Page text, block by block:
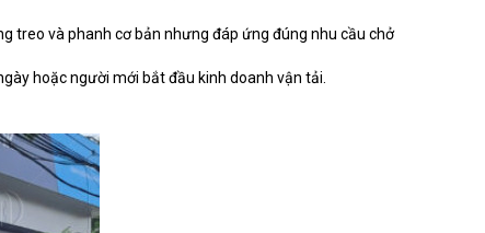
treo và phanh cơ bản nhưng đáp ứng đúng nhu cầu chở
hoặc người mới bắt đầu kinh doanh vận tải.